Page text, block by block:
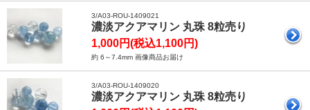
3/A03-ROU-1409021
濃淡アクアマリン 丸珠 8粒売り
1,000円(税込1,100円)
約 6～7.4mm 画像商品お届け
3/A03-ROU-1409020
濃淡アクアマリン 丸珠 8粒売り